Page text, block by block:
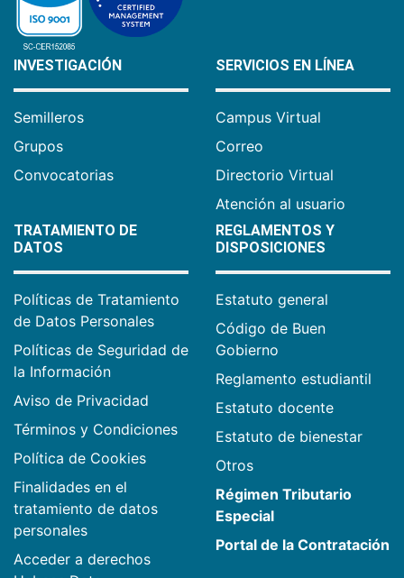
INVESTIGACIÓN
Semilleros
Grupos
Convocatorias
SERVICIOS EN LÍNEA
Campus Virtual
Correo
Directorio Virtual
Atención al usuario
TRATAMIENTO DE
DATOS
Políticas de Tratamiento
de Datos Personales
Políticas de Seguridad de
la Información
Aviso de Privacidad
Términos y Condiciones
Política de Cookies
Finalidades en el
tratamiento de datos
personales
Acceder a derechos
REGLAMENTOS Y
DISPOSICIONES
Estatuto general
Código de Buen
Gobierno
Reglamento estudiantil
Estatuto docente
Estatuto de bienestar
Otros
Régimen Tributario
Especial
Portal de la Contratación